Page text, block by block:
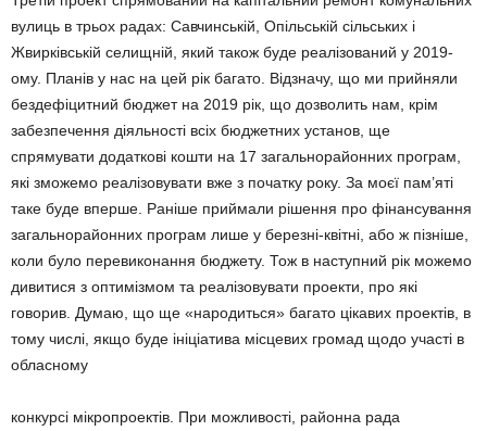
вулиць в трьох радах: Савчинській, Опільській сільських і
Жвирківській селищній, який також буде реалізований у 2019-
ому. Планів у нас на цей рік багато. Відзначу, що ми прийняли
бездефіцитний бюджет на 2019 рік, що дозволить нам, крім
забезпечення діяльності всіх бюджетних установ, ще
спрямувати додаткові кошти на 17 загальнорайонних програм,
які зможемо реалізовувати вже з початку року. За моєї пам’яті
таке буде вперше. Раніше приймали рішення про фінансування
загальнорайонних програм лише у березні-квітні, або ж пізніше,
коли було перевиконання бюджету. Тож в наступний рік можемо
дивитися з оптимізмом та реалізовувати проекти, про які
говорив. Думаю, що ще «народиться» багато цікавих проектів, в
тому числі, якщо буде ініціатива місцевих громад щодо участі в
обласному
конкурсі мікропроектів. При можливості, район­на рада